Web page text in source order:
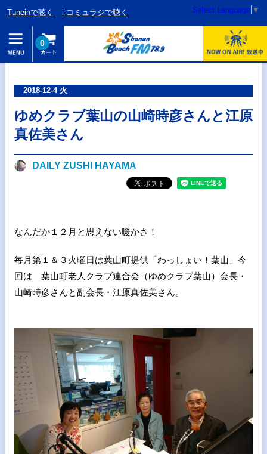
Tuneinで聴く i-コミュラジで聴く Select Language ▼
0
2018-12-4 火
ゆめクラブ葉山の山崎時彦さんと江原
真佐美さん
DAILY ZUSHI HAYAMA
なんだか１２月と思えない暖かさ！
毎月第１＆３火曜日は葉山町提供「わっしょい！葉山」今
回は 葉山町老人クラブ連合会（ゆめクラブ葉山）会長・
山崎時彦さんと副会長・江原真佐美さん。